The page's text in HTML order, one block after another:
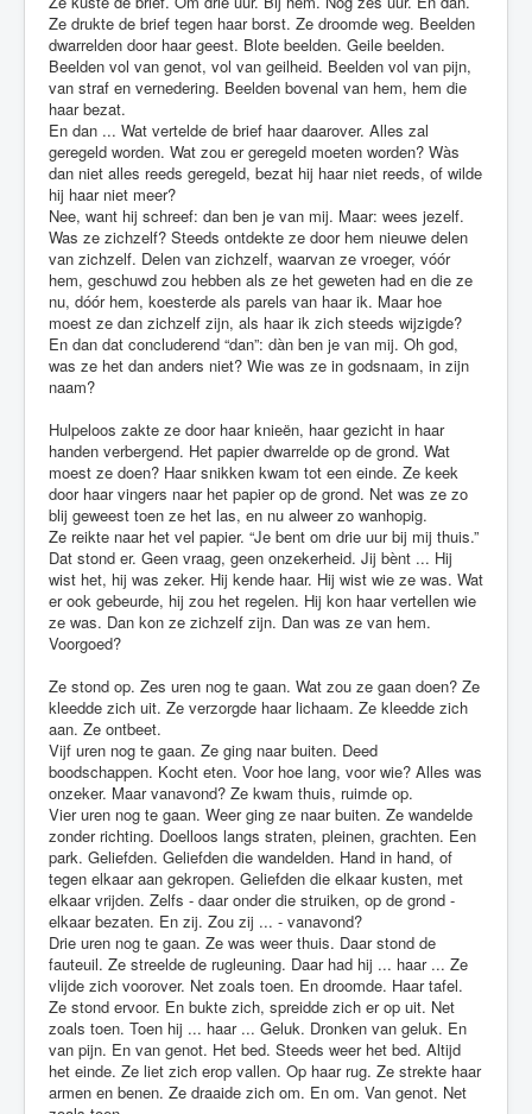
Ze drukte de brief tegen haar borst. Ze droomde weg. Beelden
dwarrelden door haar geest. Blote beelden. Geile beelden.
Beelden vol van genot, vol van geilheid. Beelden vol van pijn,
van straf en vernedering. Beelden bovenal van hem, hem die
haar bezat.
En dan ... Wat vertelde de brief haar daarover. Alles zal
geregeld worden. Wat zou er geregeld moeten worden? Wàs
dan niet alles reeds geregeld, bezat hij haar niet reeds, of wilde
hij haar niet meer?
Nee, want hij schreef: dan ben je van mij. Maar: wees jezelf.
Was ze zichzelf? Steeds ontdekte ze door hem nieuwe delen
van zichzelf. Delen van zichzelf, waarvan ze vroeger, vóór
hem, geschuwd zou hebben als ze het geweten had en die ze
nu, dóór hem, koesterde als parels van haar ik. Maar hoe
moest ze dan zichzelf zijn, als haar ik zich steeds wijzigde?
En dan dat concluderend “dan”: dàn ben je van mij. Oh god,
was ze het dan anders niet? Wie was ze in godsnaam, in zijn
naam?
Hulpeloos zakte ze door haar knieën, haar gezicht in haar
handen verbergend. Het papier dwarrelde op de grond. Wat
moest ze doen? Haar snikken kwam tot een einde. Ze keek
door haar vingers naar het papier op de grond. Net was ze zo
blij geweest toen ze het las, en nu alweer zo wanhopig.
Ze reikte naar het vel papier. “Je bent om drie uur bij mij thuis.”
Dat stond er. Geen vraag, geen onzekerheid. Jij bènt ... Hij
wist het, hij was zeker. Hij kende haar. Hij wist wie ze was. Wat
er ook gebeurde, hij zou het regelen. Hij kon haar vertellen wie
ze was. Dan kon ze zichzelf zijn. Dan was ze van hem.
Voorgoed?
Ze stond op. Zes uren nog te gaan. Wat zou ze gaan doen? Ze
kleedde zich uit. Ze verzorgde haar lichaam. Ze kleedde zich
aan. Ze ontbeet.
Vijf uren nog te gaan. Ze ging naar buiten. Deed
boodschappen. Kocht eten. Voor hoe lang, voor wie? Alles was
onzeker. Maar vanavond? Ze kwam thuis, ruimde op.
Vier uren nog te gaan. Weer ging ze naar buiten. Ze wandelde
zonder richting. Doelloos langs straten, pleinen, grachten. Een
park. Geliefden. Geliefden die wandelden. Hand in hand, of
tegen elkaar aan gekropen. Geliefden die elkaar kusten, met
elkaar vrijden. Zelfs - daar onder die struiken, op de grond -
elkaar bezaten. En zij. Zou zij ... - vanavond?
Drie uren nog te gaan. Ze was weer thuis. Daar stond de
fauteuil. Ze streelde de rugleuning. Daar had hij ... haar ... Ze
vlijde zich voorover. Net zoals toen. En droomde. Haar tafel.
Ze stond ervoor. En bukte zich, spreidde zich er op uit. Net
zoals toen. Toen hij ... haar ... Geluk. Dronken van geluk. En
van pijn. En van genot. Het bed. Steeds weer het bed. Altijd
het einde. Ze liet zich erop vallen. Op haar rug. Ze strekte haar
armen en benen. Ze draaide zich om. En om. Van genot. Net